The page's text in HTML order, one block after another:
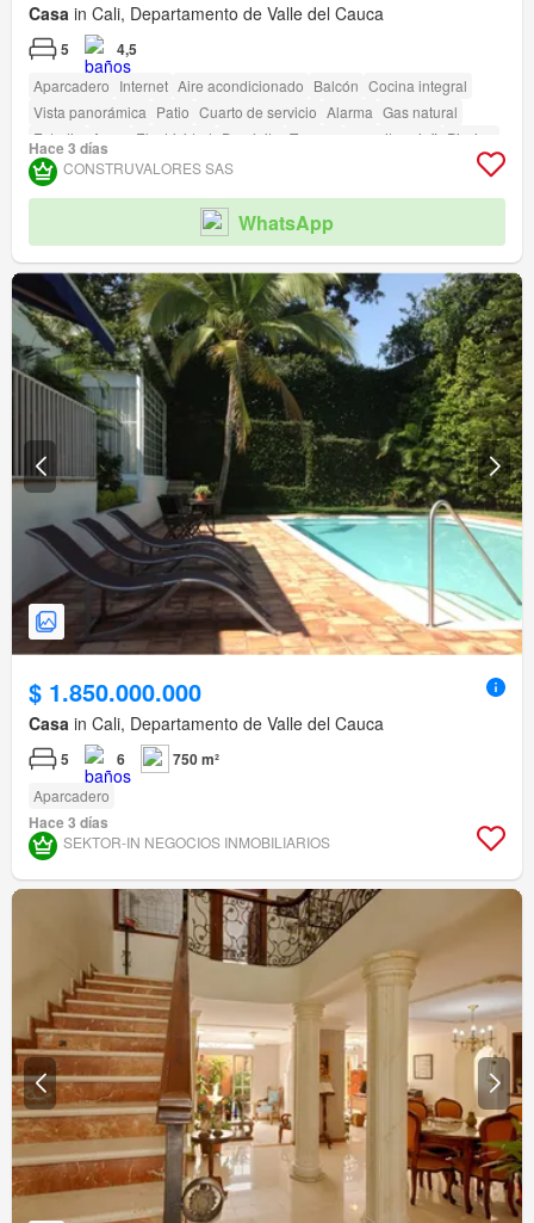
Casa in Cali, Departamento de Valle del Cauca
5 4,5
Aparcadero Internet Aire acondicionado Balcón Cocina integral
Vista panorámica Patio Cuarto de servicio Alarma Gas natural
Estudio
Agua Electricidad Depósito Terraza amenity_wi_fi Piscina
Estudio Jardín Acceso para personas con discapacidad
Hace 3 días
CONSTRUVALORES SAS
WhatsApp
$ 1.850.000.000
Casa in Cali, Departamento de Valle del Cauca
5 6 750 m²
Aparcadero
Hace 3 días
SEKTOR-IN NEGOCIOS INMOBILIARIOS